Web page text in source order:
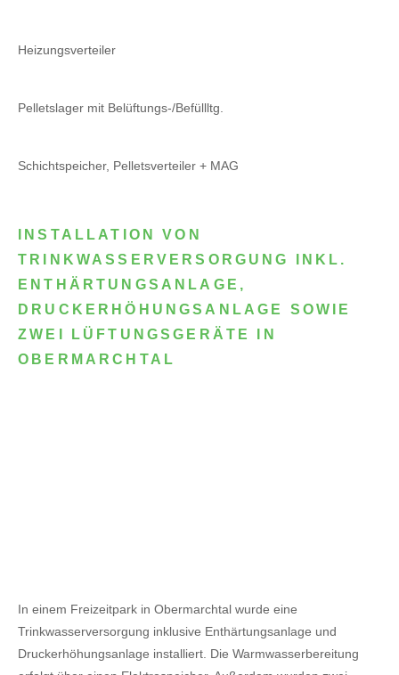
Heizungsverteiler
Pelletslager mit Belüftungs-/Befüllltg.
Schichtspeicher, Pelletsverteiler + MAG
INSTALLATION VON
TRINKWASSERVERSORGUNG INKL.
ENTHÄRTUNGSANLAGE,
DRUCKERHÖHUNGSANLAGE SOWIE
ZWEI LÜFTUNGSGERÄTE IN
OBERMARCHTAL
In einem Freizeitpark in Obermarchtal wurde eine
Trinkwasserversorgung inklusive Enthärtungsanlage und
Druckerhöhungsanlage installiert. Die Warmwasserbereitung